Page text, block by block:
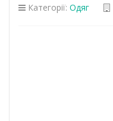
Категорії: Одяг